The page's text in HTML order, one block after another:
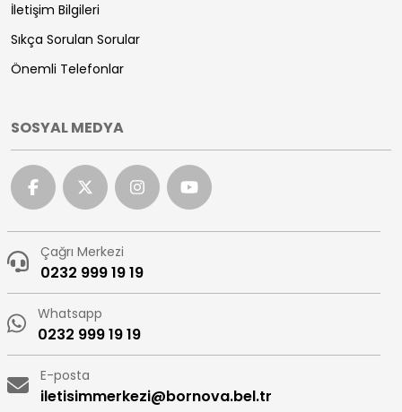
İletişim Bilgileri
Sıkça Sorulan Sorular
Önemli Telefonlar
SOSYAL MEDYA
Çağrı Merkezi
0232 999 19 19
Whatsapp
0232 999 19 19
E-posta
iletisimmerkezi@bornova.bel.tr